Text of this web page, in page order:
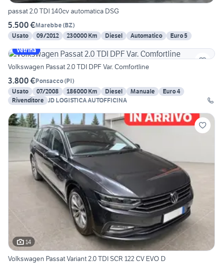
passat 2.0 TDI 140cv automatica DSG
5.500 €Marebbe(BZ)
Usato
09/2012 230000 Km Diesel Automatico
Euro 5
Vetrina
Volkswagen Passat 2.0 TDI DPF Var. Comfortline
3.800 €Ponsacco(PI)
Usato
07/2008 186000 Km Diesel Manuale
Euro 4
Rivenditore JD LOGISTICA AUTOFFICINA
14
Volkswagen Passat Variant 2.0 TDI SCR 122 CV EVO D